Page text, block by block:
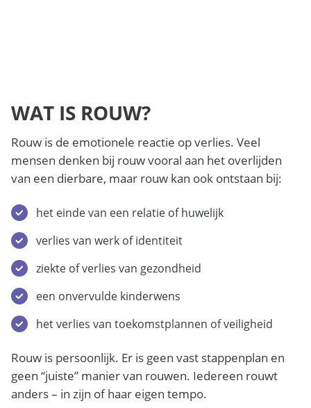
WAT IS ROUW?
Rouw is de emotionele reactie op verlies. Veel
mensen denken bij rouw vooral aan het overlijden
van een dierbare, maar rouw kan ook ontstaan bij:
het einde van een relatie of huwelijk
verlies van werk of identiteit
ziekte of verlies van gezondheid
een onvervulde kinderwens
het verlies van toekomstplannen of veiligheid
Rouw is persoonlijk. Er is geen vast stappenplan en
geen “juiste” manier van rouwen. Iedereen rouwt
anders – in zijn of haar eigen tempo.